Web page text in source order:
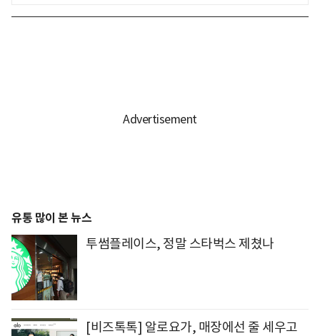
유통 많이 본 뉴스
투썸플레이스, 정말 스타벅스 제쳤나
[비즈톡톡] 알로요가, 매장에선 줄 세우고